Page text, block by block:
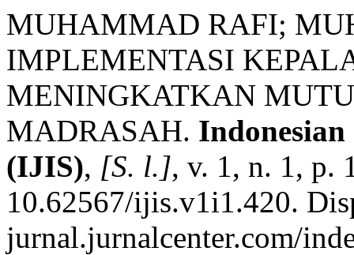
MUHAMMAD RAFI;
IMPLEMENTASI
MENINGKATKAN
MADRASAH.
(IJIS), [S. l.], v. 1, n. 1, p.
10.62567/ijis.v1i1.420.
jurnal.jurnalcenter.com/